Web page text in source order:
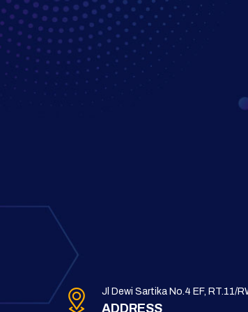
Jl Dewi Sartika No.4 EF, RT.11/
ADDRESS